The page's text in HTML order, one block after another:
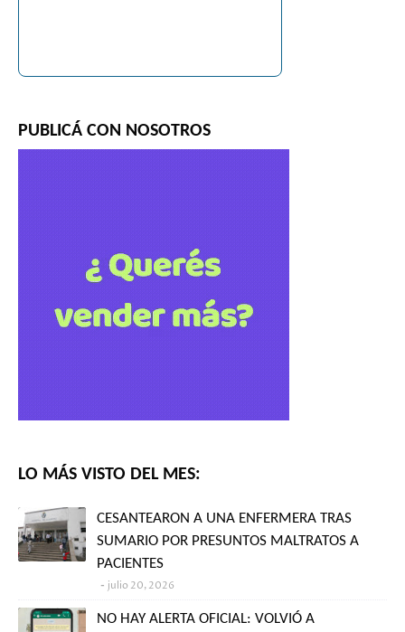
PUBLICÁ CON NOSOTROS
LO MÁS VISTO DEL MES:
CESANTEARON A UNA ENFERMERA TRAS
SUMARIO POR PRESUNTOS MALTRATOS A
PACIENTES
julio 20, 2026
NO HAY ALERTA OFICIAL: VOLVIÓ A